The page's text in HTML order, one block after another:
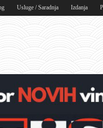
Usluge / Saradnja Izdanja